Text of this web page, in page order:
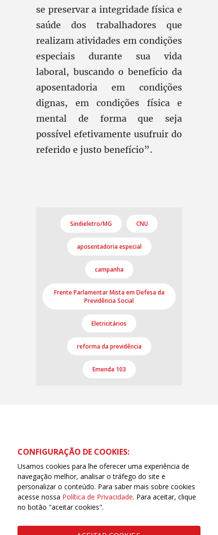
se preservar a integridade física e
saúde dos trabalhadores que
realizam atividades em condições
especiais durante sua vida
laboral, buscando o benefício da
aposentadoria em condições
dignas, em condições física e
mental de forma que seja
possível efetivamente usufruir do
referido e justo benefício”.
Sindieletro/MG CNU
aposentadoria especial
campanha
Frente Parlamentar Mista em Defesa da
Previdência Social
Eletricitários
reforma da previdência
Emenda 103
Rua Pedro Carvalho Mendes, 70 - Bairro Colégio Batista
CONFIGURAÇÃO DE COOKIES:
Usamos cookies para lhe oferecer uma experiência de
navegação melhor, analisar o tráfego do site e
personalizar o conteúdo. Para saber mais sobre cookies
acesse nossa Política de Privacidade. Para aceitar, clique
no botão "aceitar cookies".